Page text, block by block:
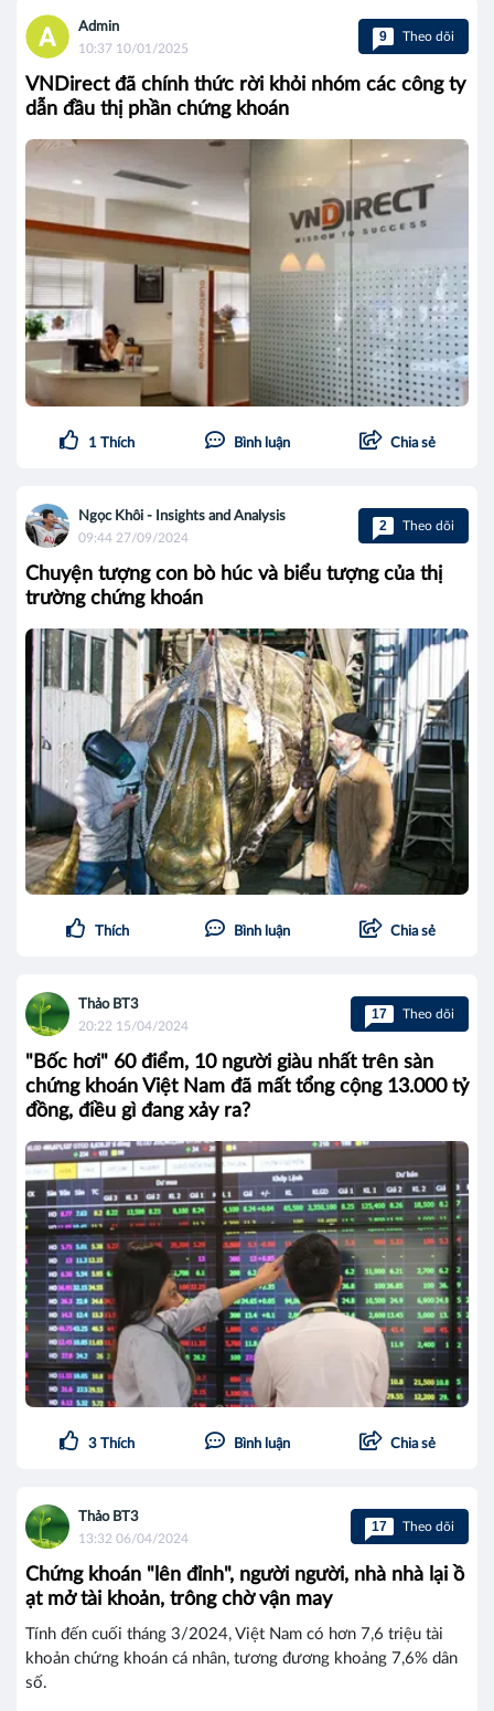
Admin
10:37 10/01/2025
9 Theo dõi
VNDirect đã chính thức rời khỏi nhóm các công ty
dẫn đầu thị phần chứng khoán
1 Thích Bình luận Chia sẻ
Ngọc Khôi - Insights and Analysis
09:44 27/09/2024
2 Theo dõi
Chuyện tượng con bò húc và biểu tượng của thị
trường chứng khoán
Thích Bình luận Chia sẻ
Thảo BT3
20:22 15/04/2024
17 Theo dõi
"Bốc hơi" 60 điểm, 10 người giàu nhất trên sàn
chứng khoán Việt Nam đã mất tổng cộng 13.000 tỷ
đồng, điều gì đang xảy ra?
3 Thích Bình luận Chia sẻ
Thảo BT3
13:32 06/04/2024
17 Theo dõi
Chứng khoán "lên đỉnh", người người, nhà nhà lại ồ
ạt mở tài khoản, trông chờ vận may
Tính đến cuối tháng 3/2024, Việt Nam có hơn 7,6 triệu tài
khoản chứng khoán cá nhân, tương đương khoảng 7,6% dân
số.